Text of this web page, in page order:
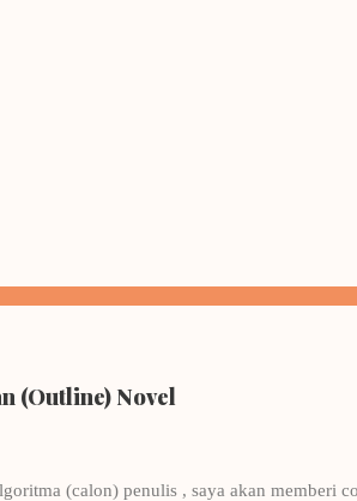
(Outline) Novel
(calon) penulis , saya akan memberi